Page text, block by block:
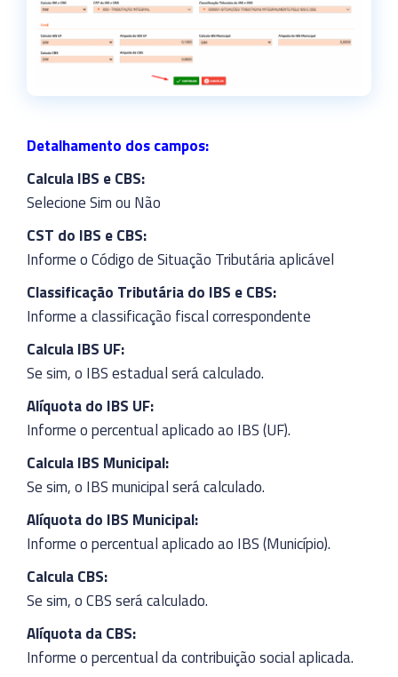
Detalhamento dos campos:
Calcula IBS e CBS:
Selecione Sim ou Não
CST do IBS e CBS:
Informe o Código de Situação Tributária aplicável
Classificação Tributária do IBS e CBS:
Informe a classificação fiscal correspondente
Calcula IBS UF:
Se sim, o IBS estadual será calculado.
Alíquota do IBS UF:
Informe o percentual aplicado ao IBS (UF).
Calcula IBS Municipal:
Se sim, o IBS municipal será calculado.
Alíquota do IBS Municipal:
Informe o percentual aplicado ao IBS (Município).
Calcula CBS:
Se sim, o CBS será calculado.
Alíquota da CBS:
Informe o percentual da contribuição social aplicada.